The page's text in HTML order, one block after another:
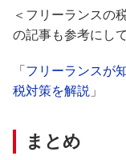
＜フリーランスの
の記事も参考にし
「 フリーランスが
税対策を解説 」
まとめ